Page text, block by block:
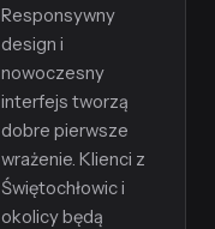
Responsywny
design i
nowoczesny
interfejs tworzą
dobre pierwsze
wrażenie. Klienci z
Świętochłowic i
okolicy będą